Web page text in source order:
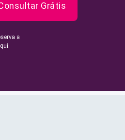
Grátis
a